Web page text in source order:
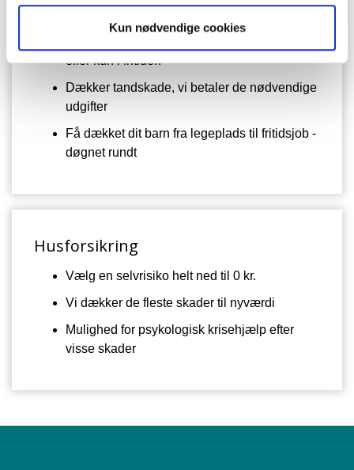
Kun nødvendige cookies
Ulykkesforsikring
eller kun i fritiden
Dækker tandskade, vi betaler de nødvendige
udgifter
Få dækket dit barn fra legeplads til fritidsjob -
døgnet rundt
Husforsikring
Vælg en selvrisiko helt ned til 0 kr.
Vi dækker de fleste skader til nyværdi
Mulighed for psykologisk krisehjælp efter
visse skader